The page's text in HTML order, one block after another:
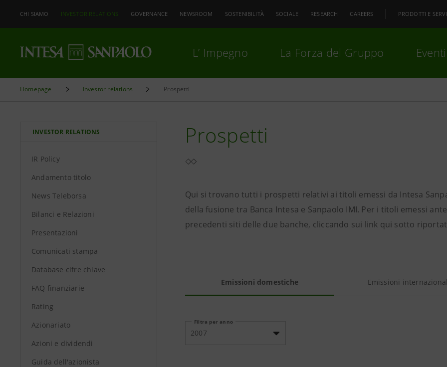
CHI SIAMO INVESTOR RELATIONS GOVERNANCE NEWSROOM SOSTENIBILITÀ SOCIALE RESEARCH CAREERS PRODOTTI E
L’ Impegno La Forza del Gruppo
Homepage Investor relations Prospetti
INVESTOR RELATIONS
IR Policy
Andamento titolo
News Teleborsa
Bilanci e Relazioni
Presentazioni
Comunicati stampa
Database cifre chiave
FAQ finanziarie
Rating
Azionariato
Azioni e dividendi
Guida dell'azionista
Prospetti
Qui si trovano tutti i prospetti relativi ai titoli emessi da Intesa
della fusione tra Banca Intesa e Sanpaolo IMI. Per i titoli emessi
precedenti siti delle due banche, cliccando sui link qui sotto
Emissioni domestiche Emissioni
Filtra per anno
2007